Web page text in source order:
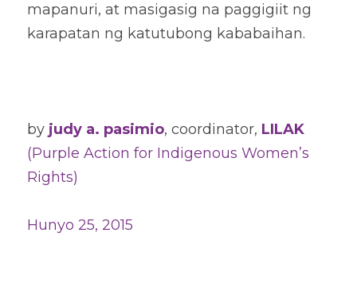
mapanuri, at masigasig na paggigiit ng
karapatan ng katutubong kababaihan.
by judy a. pasimio, coordinator, LILAK
(Purple Action for Indigenous Women’s
Rights)
Hunyo 25, 2015